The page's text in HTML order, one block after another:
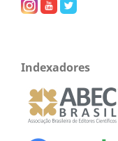
Indexadores